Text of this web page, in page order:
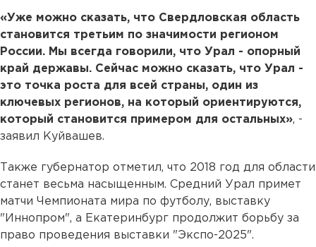
«Уже можно сказать, что Свердловская область
становится третьим по значимости регионом
России. Мы всегда говорили, что Урал - опорный
край державы. Сейчас можно сказать, что Урал -
это точка роста для всей страны, один из
ключевых регионов, на который ориентируются,
который становится примером для остальных», -
заявил Куйвашев.
Также губернатор отметил, что 2018 год для области
станет весьма насыщенным. Средний Урал примет
матчи Чемпионата мира по футболу, выставку
"Иннопром", а Екатеринбург продолжит борьбу за
право проведения выставки "Экспо-2025".